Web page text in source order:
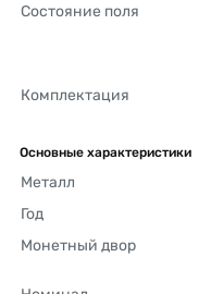
Состояние поля
Комплектация
Основные характеристики
Металл
Год
Монетный двор